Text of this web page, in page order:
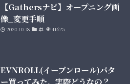
【Gathersナビ】オープニング画
像_変更手順
2020-10-18 車 41625
EVNROLL(イーブンロール)パタ
ー買ってみた。実際どうなの？